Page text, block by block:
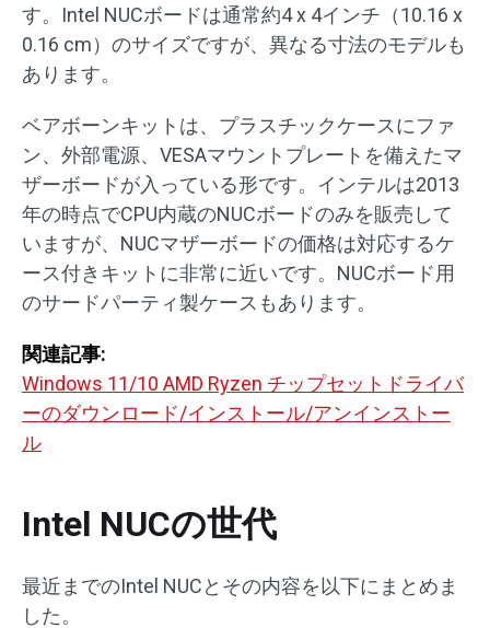
す。Intel NUCボードは通常約4 x 4インチ（10.16 x
0.16 cm）のサイズですが、異なる寸法のモデルも
あります。
ベアボーンキットは、プラスチックケースにファ
ン、外部電源、VESAマウントプレートを備えたマ
ザーボードが入っている形です。インテルは2013
年の時点でCPU内蔵のNUCボードのみを販売して
いますが、NUCマザーボードの価格は対応するケ
ース付きキットに非常に近いです。NUCボード用
のサードパーティ製ケースもあります。
関連記事:
Windows 11/10 AMD Ryzen チップセットドライバ
ーのダウンロード/インストール/アンインストー
ル
Intel NUCの世代
最近までのIntel NUCとその内容を以下にまとめま
した。